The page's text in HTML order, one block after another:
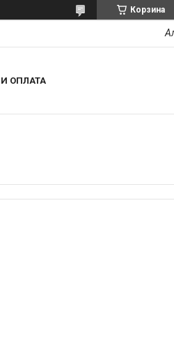
Корзина
ОПЛАТА